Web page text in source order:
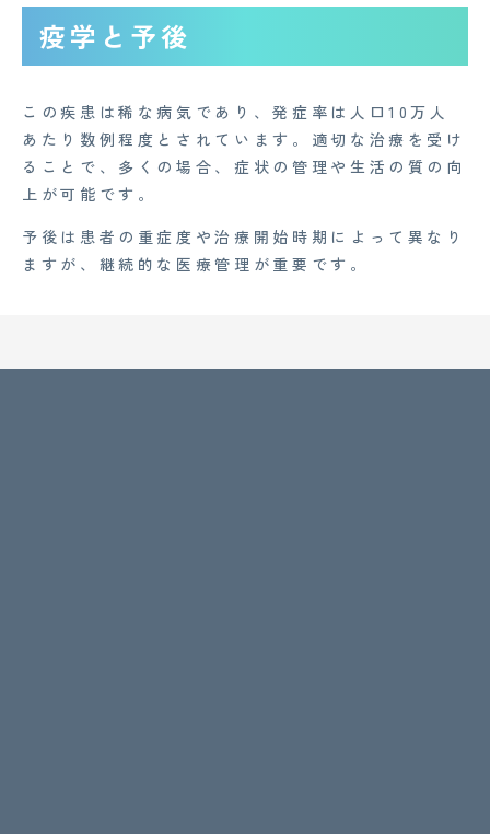
疫学と予後
この疾患は稀な病気であり、発症率は人口10万人
あたり数例程度とされています。適切な治療を受け
ることで、多くの場合、症状の管理や生活の質の向
上が可能です。
予後は患者の重症度や治療開始時期によって異なり
ますが、継続的な医療管理が重要です。